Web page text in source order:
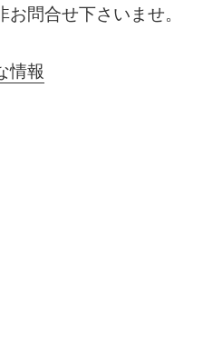
問合せ下さいませ。
情報